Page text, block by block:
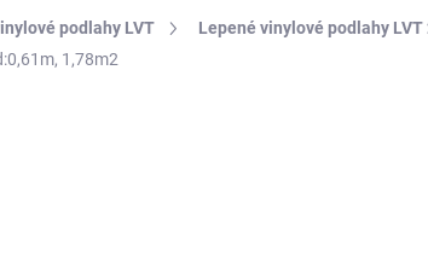
podlahy LVT
Lepené vinylové podlahy LVT
1,78m2